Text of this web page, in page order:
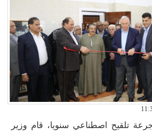
600 ألف جرعة تلقيح اصطناعي سنويا، قام وزير